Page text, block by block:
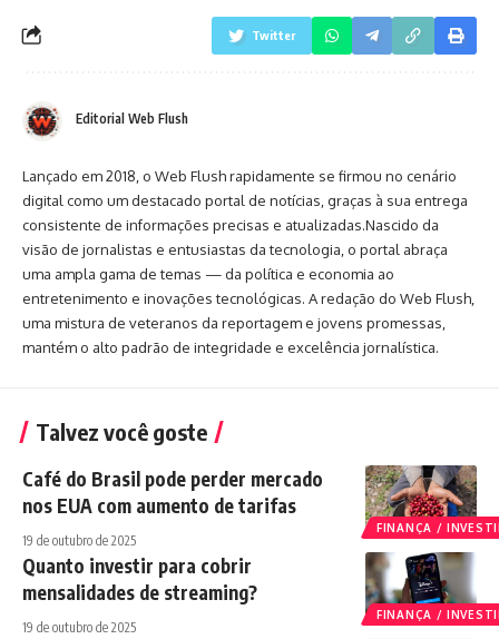
Twitter
Editorial Web Flush
Lançado em 2018, o Web Flush rapidamente se firmou no cenário
digital como um destacado portal de notícias, graças à sua entrega
consistente de informações precisas e atualizadas.Nascido da
visão de jornalistas e entusiastas da tecnologia, o portal abraça
uma ampla gama de temas — da política e economia ao
entretenimento e inovações tecnológicas. A redação do Web Flush,
uma mistura de veteranos da reportagem e jovens promessas,
mantém o alto padrão de integridade e excelência jornalística.
Talvez você goste
FINANÇA /
Café do Brasil pode perder mercado
nos EUA com aumento de tarifas
19 de outubro de 2025
FINANÇA /
Quanto investir para cobrir
mensalidades de streaming?
19 de outubro de 2025